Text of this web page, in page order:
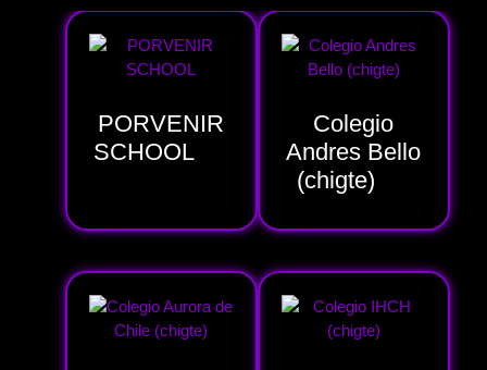
PORVENIR
SCHOOL
Colegio
Andres Bello
(chigte)